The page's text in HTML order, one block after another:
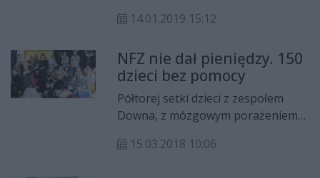
będzie mógł zrealizować tzw. e-
pracę lekarzom, ale to także duże
ułatwienie dla pacjentów –
przekonuje Andrzej Cieślik,
kierownik radomskiej delegatury
14.01.2019 15:12
NFZ nie dał pieniędzy. 150
dzieci bez pomocy
Półtorej setki dzieci z zespołem
Downa, z mózgowym porażeniem
kwietnia może zostać bez pomocy.
15.03.2018 10:06